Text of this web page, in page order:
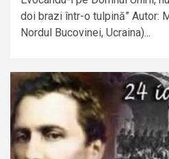
doi brazi într-o tulpină” Autor:
Nordul Bucovinei, Ucraina)...